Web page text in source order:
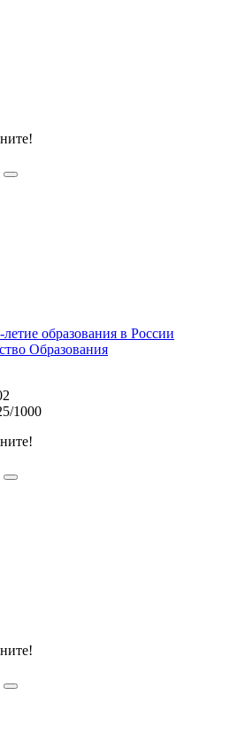
образования в России
Образования
1000